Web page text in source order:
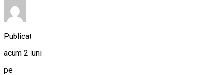
Publicat
acum 2 luni
pe